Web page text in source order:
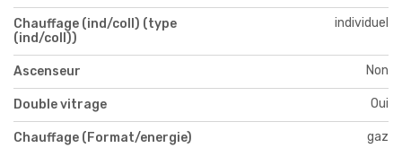
Chauffage (ind/coll) (type
(ind/coll))
individuel
Ascenseur Non
Double vitrage Oui
Chauffage (Format/energie) gaz